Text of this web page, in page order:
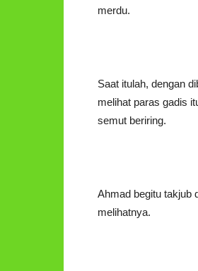
merdu.
Saat itulah, dengan
melihat paras gadis
semut beriring.
Ahmad begitu takjub
melihatnya.